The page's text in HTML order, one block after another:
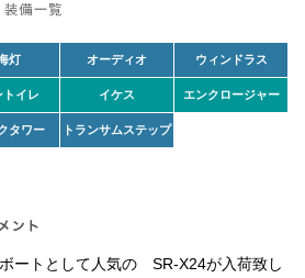
灯 オーディオ ウィンドラス
トイレ イケス エンクロージャー
タワー トランサムステップ
ートとして人気の SR-X24が入荷致し